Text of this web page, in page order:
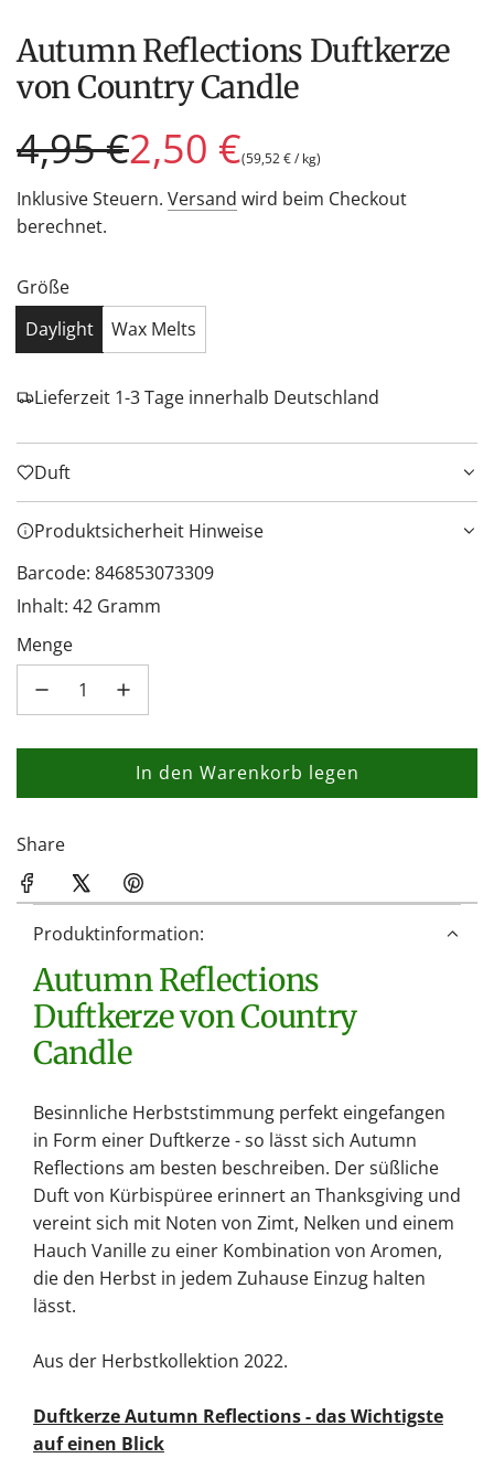
Autumn Reflections Duftkerze
von Country Candle
Sonderpreis
4,95 €
Regulärer
Preis
2,50 €(59,52 €/ kg)
Inklusive Steuern. Versand wird beim Checkout
berechnet.
Größe
Daylight
Wax Melts
Lieferzeit 1-3 Tage innerhalb Deutschland
Duft
Produktsicherheit Hinweise
Barcode: 846853073309
Inhalt: 42 Gramm
Menge
In den Warenkorb legen
L
.
Share
Produktinformation:
Autumn Reflections
Duftkerze von Country
Candle
Besinnliche Herbststimmung perfekt eingefangen
in Form einer Duftkerze - so lässt sich Autumn
Reflections am besten beschreiben. Der süßliche
Duft von Kürbispüree erinnert an Thanksgiving und
vereint sich mit Noten von Zimt, Nelken und einem
Hauch Vanille zu einer Kombination von Aromen,
die den Herbst in jedem Zuhause Einzug halten
lässt.
Aus der Herbstkollektion 2022.
Duftkerze Autumn Reflections - das Wichtigste
auf einen Blick